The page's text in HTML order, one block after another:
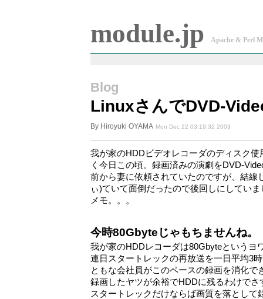
module.jp Apache & Perl
Blog
LinuxさんでDVD-
By Hiroyuki OYAMA Mon Dec 22 03:19:32 2003
我が家のHDDビデオレコーダのディスク
く今日この頃。録画済みの演劇をDVD-
前から妻に依頼されていたのですが、結線
ぃ)ていて面倒だったので後回しにしてい
メモ。。。
今時80Gbyteじゃもちませんね。
我が家のHDDレコーダは80Gbyteというヨ
連日スタートレックの再放送を一日平均3
ともな会社員がこのペースの録画を消化で
録画したヤツが余裕でHDDに残るわけで
スタートレックだけならば画質を落として